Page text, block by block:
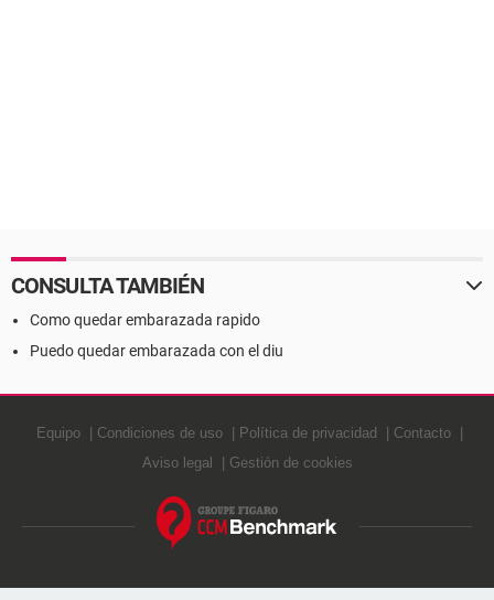
CONSULTA TAMBIÉN
Como quedar embarazada rapido
Puedo quedar embarazada con el diu
Equipo Condiciones de uso Política de privacidad
Contacto
Aviso legal
Gestión de cookies